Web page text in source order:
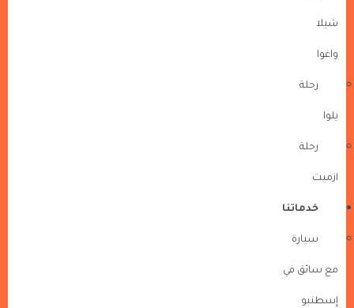
شيلا
واغوا
رحلة
يلوا
رحلة
ازميت
خدماتنا
سيارة
مع سائق في
إسطنبو